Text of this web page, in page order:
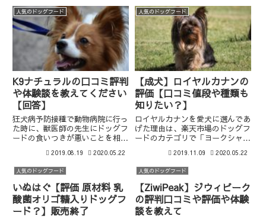
人気のドッグフード
K9ナチュラルの口コミ評判
や体験談を教えてください
【回答】
狂犬病予防接種で動物病院に行っ
た時に、獣医師の先生にドッグフ
ードの食いつきが悪いことを相談
されました。さてどうなったのか
評判や口コミ、評価やレビューを
見てみましょう。
2019.08.19 2020.05.22
人気のドッグフード
【成犬】ロイヤルカナンの
評価【口コミ値段や種類も
知りたい？】
ロイヤルカナンを愛犬に選んであ
げた理由は、楽天市場のドッグフ
ードのカテゴリで「ヨークシャー
ん検索結果にヒットした評価が高
く口コミの多い商品だったからで
す。
2019.11.09 2020.05.22
人気のドッグフード
いぬはぐ【評価 原材料 乳
酸菌オリゴ糖入りドッグフ
ード？】販売終了
人気のドッグフード
【ZiwiPeak】ジウィピーク
の評判口コミや評価や体験
談を教えて